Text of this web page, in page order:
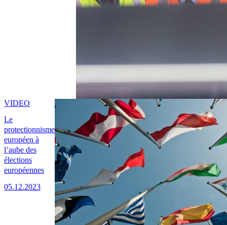
Le
protectionnisme
européen à
l’aube des
élections
européennes
05.12.2023
VIDEO